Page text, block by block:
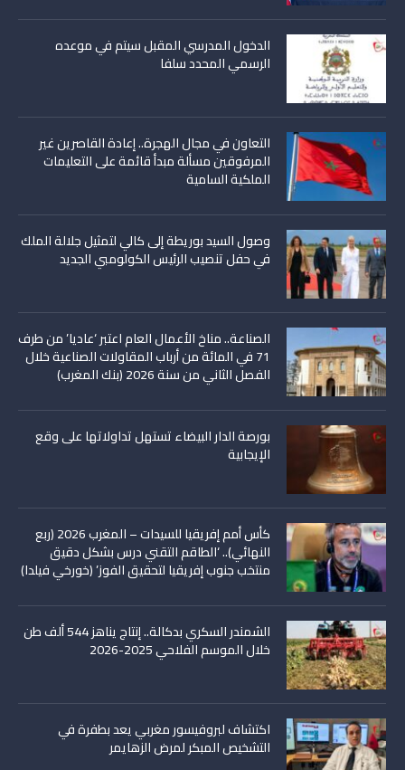
الدخول المدرسي المقبل سیتم في موعده
الرسمي المحدد سلفا
التعاون في مجال الهجرة.. إعادة القاصرين غير
المرفوقين مسألة مبدأ قائمة على التعليمات
الملكية السامية
وصول السيد بوريطة إلى كالي لتمثيل جلالة الملك
في حفل تنصيب الرئيس الكولومبي الجديد
الصناعة.. مناخ الأعمال العام اعتبر ‘عاديا’ من طرف
71 في المائة من أرباب المقاولات الصناعية خلال
الفصل الثاني من سنة 2026 (بنك المغرب)
بورصة الدار البيضاء تستهل تداولاتها على وقع
الإيجابية
كأس أمم إفريقيا للسيدات – المغرب 2026 (ربع
النهائي).. ‘الطاقم التقني درس بشكل دقيق
منتخب جنوب إفريقيا لتحقيق الفوز’ (خورخي فيلدا)
الشمندر السكري بدكالة.. إنتاج يناهز 544 ألف طن
خلال الموسم الفلاحي 2025-2026
اكتشاف لبروفيسور مغربي يعد بطفرة في
التشخيص المبكر لمرض الزهايمر